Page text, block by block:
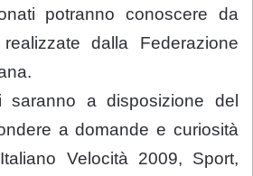
potranno conoscere da
dalla Federazione
saranno a disposizione del
a domande e curiosità
Velocità 2009, Sport,